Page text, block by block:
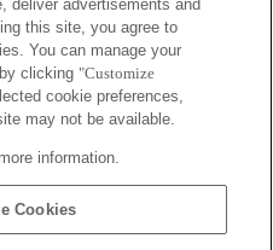
deliver advertisements and
this site, you agree to
You can manage your
clicking "Customize
cookie preferences,
may not be available.
information.
Cookies